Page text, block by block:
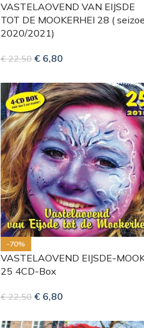
VASTELAOVEND VAN EIJSDE
TOT DE MOOKERHEI 28 (
2020/2021)
€22,50 € 6,80
-70%
VASTELAOVEND EIJSDE-
25 4CD-Box
€22,50 € 6,80